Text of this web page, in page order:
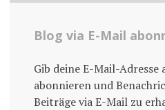
Blog via E-Mail
Gib deine E-Mail-Adresse
abonnieren und
Beiträge via E-Mail zu